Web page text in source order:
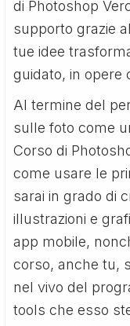
di Photoshop
supporto grazie
tue idee
guidato, in opere
Al termine del
sulle foto come
Corso di
come usare le
sarai in grado di
illustrazioni e
app mobile,
corso, anche tu,
nel vivo del
tools che esso